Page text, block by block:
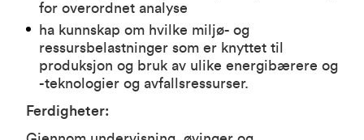
for overordnet analyse
ha kunnskap om hvilke miljø- og
ressursbelastninger som er knyttet til
produksjon og bruk av ulike energibærere og
-teknologier og avfallsressurser.
Ferdigheter: